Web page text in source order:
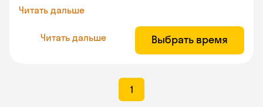
Читать дальше
Читать дальше Выбрать время
1